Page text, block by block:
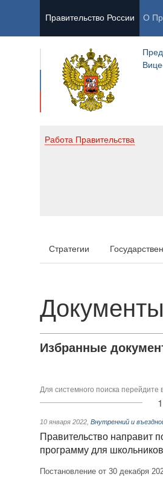
Правительство России О
Работа Правительства
Стратегии
Документы
Избранные
Для системного поиска
10 января 2022 Внутренний и
Правительство направит
программу для школьников
Постановление от 30 декабря